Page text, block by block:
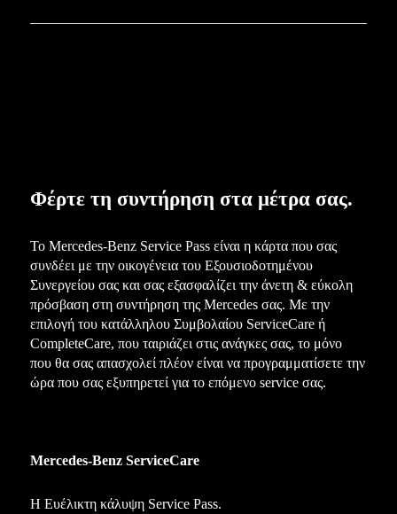
Φέρτε τη συντήρηση στα μέτρα σας.
To Mercedes-Benz Service Pass είναι η κάρτα που σας
συνδέει με την οικογένεια του Εξουσιοδοτημένου
Συνεργείου σας και σας εξασφαλίζει την άνετη & εύκολη
πρόσβαση στη συντήρηση της Mercedes σας. Με την
επιλογή του κατάλληλου Συμβολαίου ServiceCare ή
CompleteCare, που ταιριάζει στις ανάγκες σας, το μόνο
που θα σας απασχολεί πλέον είναι να προγραμματίσετε την
ώρα που σας εξυπηρετεί για το επόμενο service σας.
Mercedes-Benz ServiceCare
Η Ευέλικτη κάλυψη Service Pass.